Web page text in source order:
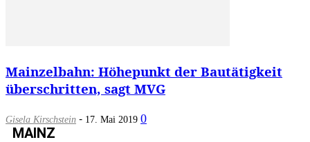
Mainzelbahn: Höhepunkt der Bautätigkeit
überschritten, sagt MVG
Gisela Kirschstein - 17. Mai 2019 0
MAINZ